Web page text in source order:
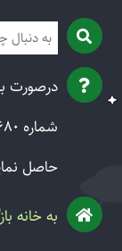
درصورت
شماره
حاصل
به خانه